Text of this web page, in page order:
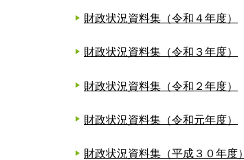
財政状況資料集（令和４年度）
財政状況資料集（令和３年度）
財政状況資料集（令和２年度）
財政状況資料集（令和元年度）
財政状況資料集（平成３０年度）